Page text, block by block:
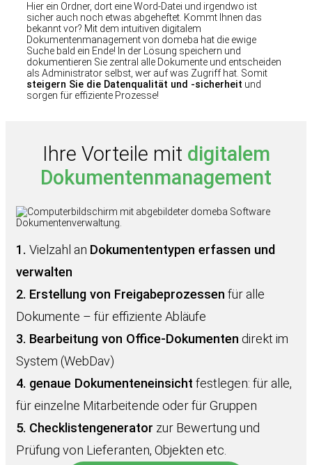
Hier ein Ordner, dort eine Word-Datei und irgendwo ist
sicher auch noch etwas abgeheftet. Kommt Ihnen das
bekannt vor? Mit dem intuitiven digitalem
Dokumentenmanagement von domeba hat die ewige
Suche bald ein Ende! In der Lösung speichern und
dokumentieren Sie zentral alle Dokumente und entscheiden
als Administrator selbst, wer auf was Zugriff hat. Somit
steigern Sie die Datenqualität und -sicherheit und
sorgen für effiziente Prozesse!
Ihre Vorteile mit digitalem
Dokumentenmanagement
1. Vielzahl an Dokumententypen erfassen und
verwalten
2. Erstellung von Freigabeprozessen für alle
Dokumente – für effiziente Abläufe
3. Bearbeitung von Office-Dokumenten direkt im
System (WebDav)
4. genaue Dokumenteneinsicht festlegen: für alle,
für einzelne Mitarbeitende oder für Gruppen
5. Checklistengenerator zur Bewertung und
Prüfung von Lieferanten, Objekten etc.